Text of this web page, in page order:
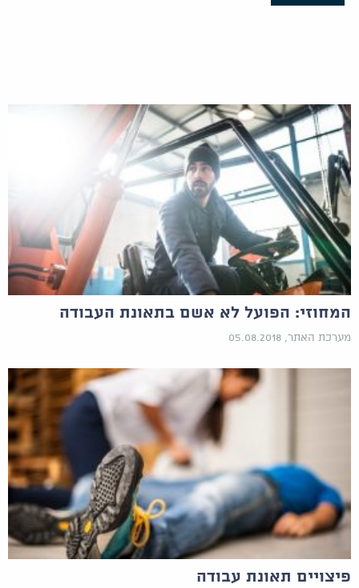
המחוזי: הפועל לא אשם בתאונת העבודה
מערכת האתר, 05.08.2018
פיצויים תאונת עבודה